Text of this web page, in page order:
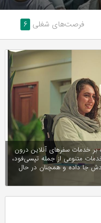
فرصت‌های شغلی ۶
بر خدمات سفرهای آنلاین درون
متنوعی از جمله تپسی‌فود،
جا داده و همچنان در حال